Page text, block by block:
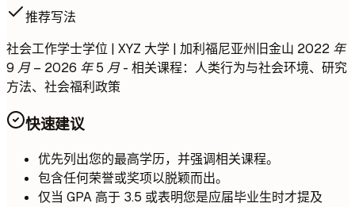
推荐写法
社会工作学士学位 | XYZ 大学 | 加利福尼亚州旧金山 2022 年
9 月 – 2026 年 5 月- 相关课程：人类行为与社会环境、研究
方法、社会福利政策
快速建议
优先列出您的最高学历，并强调相关课程。
包含任何荣誉或奖项以脱颖而出。
仅当 GPA 高于 3.5 或表明您是应届毕业生时才提及